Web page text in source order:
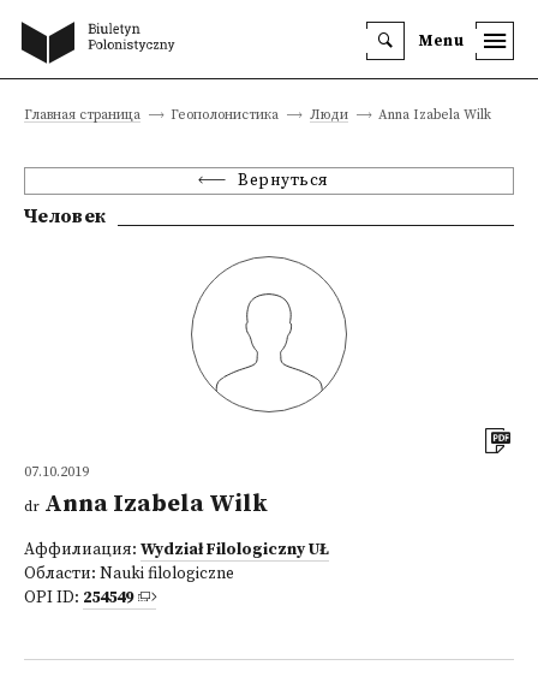
Menu
Главная страница Геополонистика Люди Anna Izabela Wilk
Вернуться
Человек
07.10.2019
dr Anna Izabela Wilk
Аффилиация: Wydział Filologiczny UŁ
Области: Nauki filologiczne
OPI ID: 254549